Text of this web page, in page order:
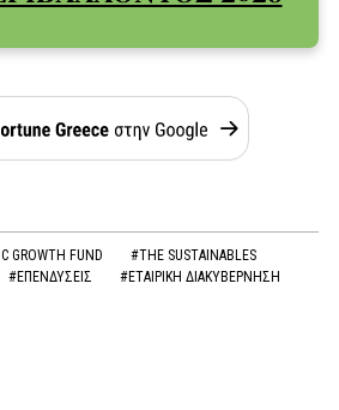
GROWTH FUND
#THE SUSTAINABLES
#ΕΠΕΝΔΥΣΕΙΣ
#ΕΤΑΙΡΙΚΗ ΔΙΑΚΥΒΕΡΝΗΣΗ